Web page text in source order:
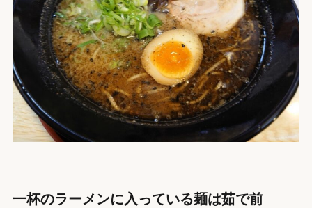
一杯のラーメンに入っている麺は茹で前